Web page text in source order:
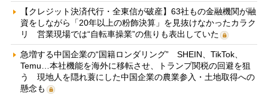
【クレジット決済代行・全東信が破産】63社もの金融機関が融
資をしながら「20年以上の粉飾決算」を見抜けなかったカラク
リ 営業現場では“自転車操業”の焦りも表出していた
急増する中国企業の“国籍ロンダリング” SHEIN、TikTok、
Temu…本社機能を海外に移転させ、トランプ関税の回避を狙
う 現地人を隠れ蓑にした中国企業の農業参入・土地取得への
懸念も